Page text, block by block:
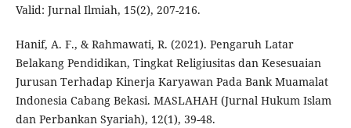
Valid: Jurnal Ilmiah, 15(2), 207-216.
Hanif, A. F., & Rahmawati, R. (2021). Pengaruh Latar
Belakang Pendidikan, Tingkat Religiusitas dan Kesesuaian
Jurusan Terhadap Kinerja Karyawan Pada Bank Muamalat
Indonesia Cabang Bekasi. MASLAHAH (Jurnal Hukum Islam
dan Perbankan Syariah), 12(1), 39-48.